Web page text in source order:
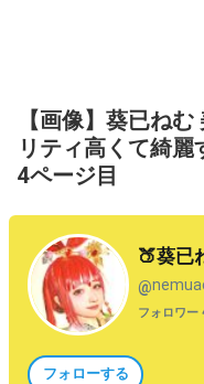
【画像】葵已ね
リティ高くて綺
4ページ目
@
フォロワー
フォローする